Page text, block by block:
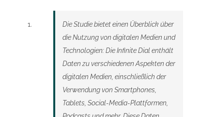
Die Studie bietet einen Überblick über
die Nutzung von digitalen Medien und
Technologien: Die Infinite Dial enthält
Daten zu verschiedenen Aspekten der
digitalen Medien, einschließlich der
Verwendung von Smartphones,
Tablets, Social-Media-Plattformen,